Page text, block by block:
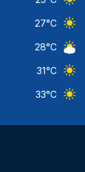
27°C
28°C
31°C
33°C